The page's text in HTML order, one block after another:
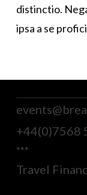
distinctio.
ipsa a se
+44(0)7568
***
Travel